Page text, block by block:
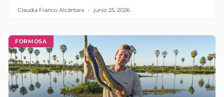
Claudia Franco Alcántara junio 25, 2026
FORMOSA